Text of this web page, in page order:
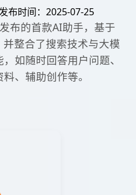
布时间：2025-07-25
布的首款AI助手，基于
整合了搜索技术与大模
如随时回答用户问题、
、辅助创作等。